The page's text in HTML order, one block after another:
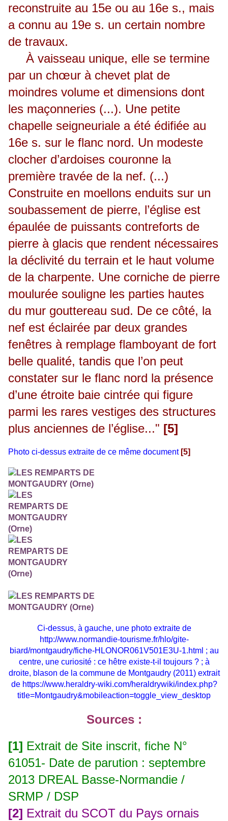
reconstruite au 15e ou au 16e s., mais
a connu au 19e s. un certain nombre
de travaux.
À vaisseau unique, elle se termine
par un chœur à chevet plat de
moindres volume et dimensions dont
les maçonneries (...). Une petite
chapelle seigneuriale a été édifiée au
16e s. sur le flanc nord. Un modeste
clocher d’ardoises couronne la
première travée de la nef. (...)
Construite en moellons enduits sur un
soubassement de pierre, l’église est
épaulée de puissants contreforts de
pierre à glacis que rendent nécessaires
la déclivité du terrain et le haut volume
de la charpente. Une corniche de pierre
moulurée souligne les parties hautes
du mur gouttereau sud. De ce côté, la
nef est éclairée par deux grandes
fenêtres à remplage flamboyant de fort
belle qualité, tandis que l’on peut
constater sur le flanc nord la présence
d’une étroite baie cintrée qui figure
parmi les rares vestiges des structures
plus anciennes de l’église..." [5]
Photo ci-dessus extraite de ce même document [5]
Ci-dessus, à gauche, une photo extraite de
http://www.normandie-tourisme.fr/hlo/gite-
biard/montgaudry/fiche-HLONOR061V501E3U-1.html ; au
centre, une curiosité : ce hêtre existe-t-il toujours ? ; à
droite, blason de la commune de Montgaudry (2011) extrait
de https://www.heraldry-wiki.com/heraldrywiki/index.php?
title=Montgaudry&mobileaction=toggle_view_desktop
Sources :
[1] Extrait de Site inscrit, fiche N°
61051- Date de parution : septembre
2013 DREAL Basse-Normandie /
SRMP / DSP
[2] Extrait du SCOT du Pays ornais